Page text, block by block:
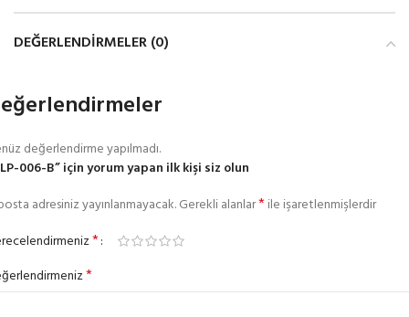
DEĞERLENDIRMELER (0)
değerlendirme yapılmadı.
006-B” için yorum yapan ilk kişi siz olun
adresiniz yayınlanmayacak.Gerekli alanlar*ile işaretlenmişlerdir
*
*